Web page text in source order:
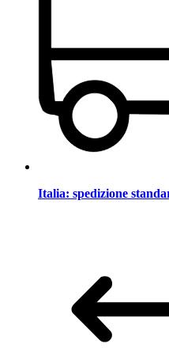
Italia: spedizione